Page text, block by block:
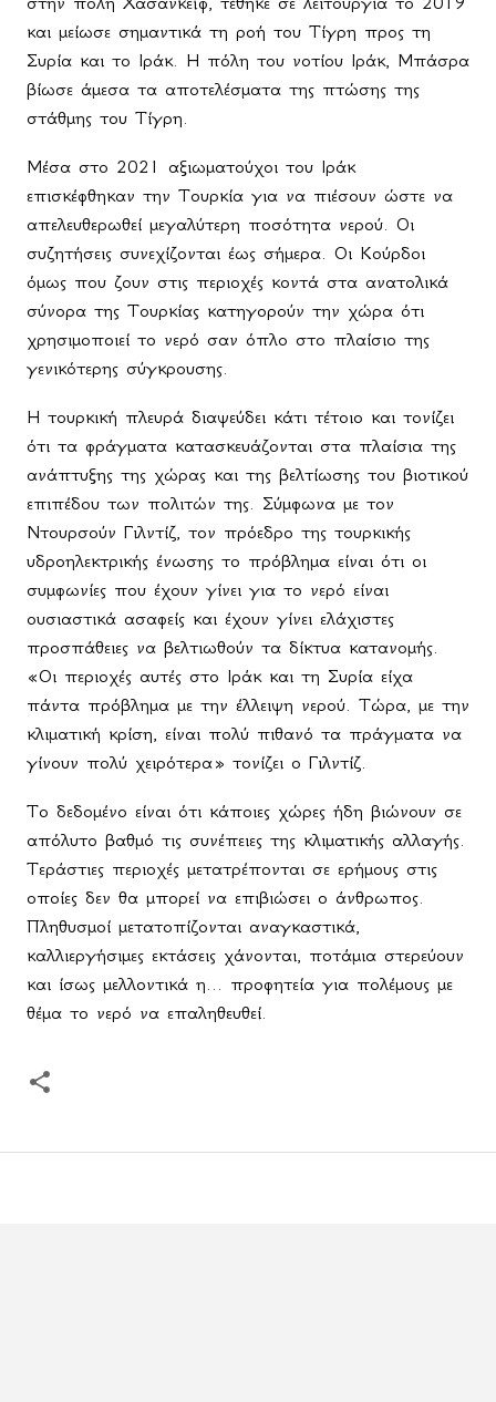
και μείωσε σημαντικά τη ροή του Τίγρη προς τη
Συρία και το Ιράκ. Η πόλη του νοτίου Ιράκ, Μπάσρα
βίωσε άμεσα τα αποτελέσματα της πτώσης της
στάθμης του Τίγρη.
Μέσα στο 2021 αξιωματούχοι του Ιράκ
επισκέφθηκαν την Τουρκία για να πιέσουν ώστε να
απελευθερωθεί μεγαλύτερη ποσότητα νερού. Οι
συζητήσεις συνεχίζονται έως σήμερα. Οι Κούρδοι
όμως που ζουν στις περιοχές κοντά στα ανατολικά
σύνορα της Τουρκίας κατηγορούν την χώρα ότι
χρησιμοποιεί το νερό σαν όπλο στο πλαίσιο της
γενικότερης σύγκρουσης.
Η τουρκική πλευρά διαψεύδει κάτι τέτοιο και τονίζει
ότι τα φράγματα κατασκευάζονται στα πλαίσια της
ανάπτυξης της χώρας και της βελτίωσης του βιοτικού
επιπέδου των πολιτών της. Σύμφωνα με τον
Ντουρσούν Γιλντίζ, τον πρόεδρο της τουρκικής
υδροηλεκτρικής ένωσης το πρόβλημα είναι ότι οι
συμφωνίες που έχουν γίνει για το νερό είναι
ουσιαστικά ασαφείς και έχουν γίνει ελάχιστες
προσπάθειες να βελτιωθούν τα δίκτυα κατανομής.
«Οι περιοχές αυτές στο Ιράκ και τη Συρία είχα
πάντα πρόβλημα με την έλλειψη νερού. Τώρα, με την
κλιματική κρίση, είναι πολύ πιθανό τα πράγματα να
γίνουν πολύ χειρότερα» τονίζει ο Γιλντίζ.
Το δεδομένο είναι ότι κάποιες χώρες ήδη βιώνουν σε
απόλυτο βαθμό τις συνέπειες της κλιματικής αλλαγής.
Τεράστιες περιοχές μετατρέπονται σε ερήμους στις
οποίες δεν θα μπορεί να επιβιώσει ο άνθρωπος.
Πληθυσμοί μετατοπίζονται αναγκαστικά,
καλλιεργήσιμες εκτάσεις χάνονται, ποτάμια στερεύουν
και ίσως μελλοντικά η... προφητεία για πολέμους με
θέμα το νερό να επαληθευθεί.